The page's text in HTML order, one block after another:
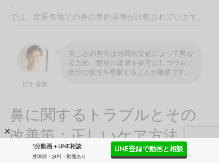
では、世界各地での鼻の美的基準が比較されています。
北野 優旗
美しさの基準は地域や文化によって異な
るため、世界の基準を参考にしつつも、
自分の個性を尊重することが重要です。
鼻に関するトラブルとその
改善策：正しいケア方法
1分動画＋LINE相談
整体師・無料・動画あり
LINE登録で動画と相談